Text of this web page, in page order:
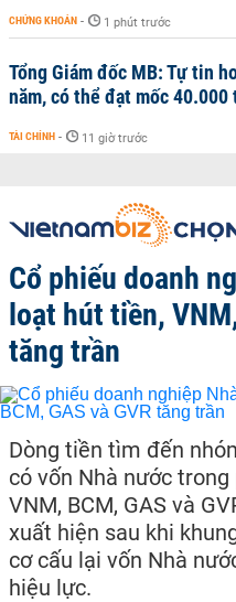
CHỨNG KHOÁN - 1 phút trước
Tổng Giám đốc MB: Tự tin
năm, có thể đạt mốc
TÀI CHÍNH - 11 giờ trước
Cổ phiếu doanh
loạt hút tiền,
tăng trần
Dòng tiền tìm đến
có vốn Nhà nước
VNM, BCM, GAS và
xuất hiện sau khi
cơ cấu lại vốn Nhà
hiệu lực.